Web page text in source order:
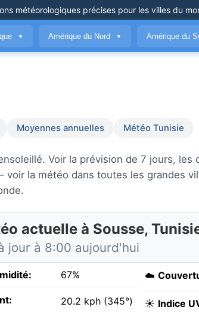
météorologiques précises pour les villes du
▼ Amérique du Nord ▼ Amérique du
Moyennes annuelles Météo Tunisie
Voir la prévision de 7 jours, les
voir la météo dans toutes les grandes
actuelle à Sousse,
jour à 8:00 aujourd'hui
67%
20.2 kph (345°)
☁️
☀️ Indice